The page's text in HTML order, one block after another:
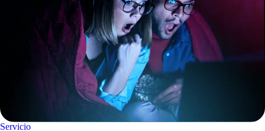
Servicio